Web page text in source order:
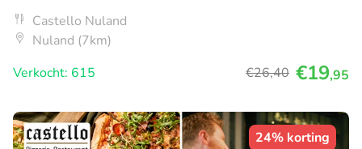
Castello Nuland
Nuland (7km)
Verkocht: 615
€26,40 €19,95
24% korting